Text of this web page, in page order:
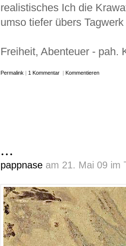
realistisches Ich die
umso tiefer übers
Freiheit, Abenteuer - pah.
Permalink | 1 Kommentar | Kommentieren
...
pappnase am 21. Mai 09 im